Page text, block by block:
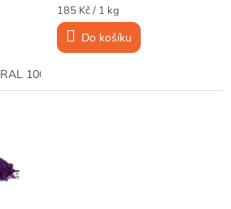
RAL 1002 - písková
Měrná
cena:
185 Kč / 1 kg
Do košíku